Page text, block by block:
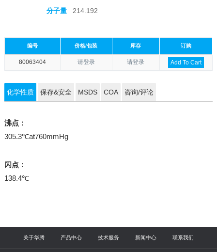
分子量 214.192
编号 价格/包装 库存 订购
80063404 请登录 请登录 Add To Cart
化学性质 保存&安全 MSDS COA 咨询/评论
沸点：
305.3℃at760mmHg
闪点：
138.4℃
关于华腾 产品中心 技术服务 新闻中心 联系我们